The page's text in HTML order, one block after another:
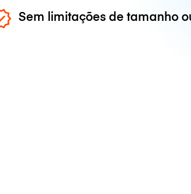
Sem limitações de tamanho